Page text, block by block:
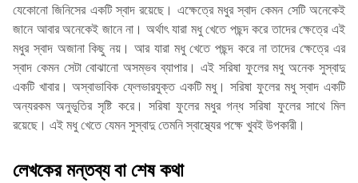
যেকোনো জিনিসের একটি স্বাদ রয়েছে। এক্ষেত্রে মধুর স্বাদ কেমন সেটি অনেকেই
জানে আবার অনেকেই জানে না। অর্থাৎ যারা মধু খেতে পছন্দ করে তাদের ক্ষেত্রে এই
মধুর স্বাদ অজানা কিছু নয়। আর যারা মধু খেতে পছন্দ করে না তাদের ক্ষেত্রে এর
স্বাদ কেমন সেটা বোঝানো অসম্ভব ব্যাপার। এই সরিষা ফুলের মধু অনেক সুস্বাদু
একটি খাবার। অস্বাভাবিক ফ্লেভারযুক্ত একটি মধু। সরিষা ফুলের মধু স্বাদ একটি
অন্যরকম অনুভূতির সৃষ্টি করে। সরিষা ফুলের মধুর গন্ধ সরিষা ফুলের সাথে মিল
রয়েছে। এই মধু খেতে যেমন সুস্বাদু তেমনি স্বাস্থ্যের পক্ষে খুবই উপকারী।
লেখকের মন্তব্য বা শেষ কথা